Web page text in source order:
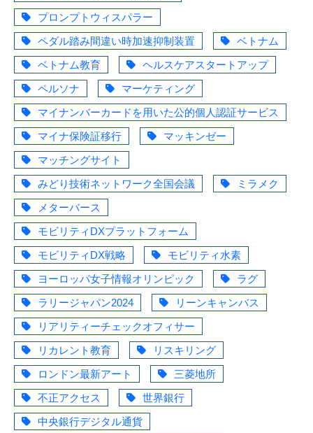
プロンプトウィスパラー
ペダル踏み間違い時加速抑制装置
ベトナム
ベトナム教育
ヘルスケアスタートアップ
ペルソナ
マーケティング
マイナンバーカードを用いた公的個人認証サービス
マイナ保険証移行
マッキンゼー
マッチングサイト
みどり技術ネットワーク全国会議
ミラメク
メターバース
モビリティDXプラットフォーム
モビリティDX戦略
モビリティ水素
ヨーロッパ女子情報オリンピック
ラグ
ラリージャパン2024
リーンキャンバス
リアリティーチェックオフィサー
リカレント教育
リスキリング
ロンドン最新アート
三菱地所
不正アクセス
世界銀行
中央銀行デジタル通貨